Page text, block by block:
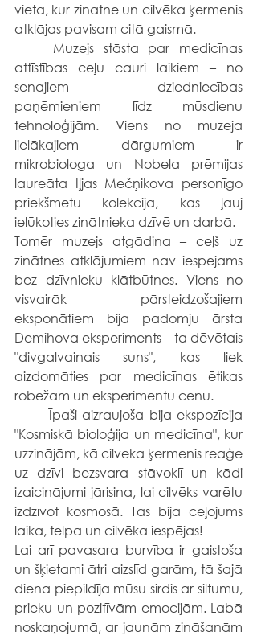
vieta, kur zinātne un cilvēka ķermenis
atklājas pavisam citā gaismā.
attīstības ceļu cauri laikiem – no
senajiem dziedniecības
paņēmieniem līdz mūsdienu
tehnoloģijām. Viens no muzeja
lielākajiem dārgumiem ir
mikrobiologa un Nobela prēmijas
laureāta Iļjas Mečņikova personīgo
priekšmetu kolekcija, kas ļauj
ielūkoties zinātnieka dzīvē un darbā.
Tomēr muzejs atgādina – ceļš uz
zinātnes atklājumiem nav iespējams
bez dzīvnieku klātbūtnes. Viens no
visvairāk pārsteidzošajiem
eksponātiem bija padomju ārsta
Demihova eksperiments – tā dēvētais
"divgalvainais suns", kas liek
aizdomāties par medicīnas ētikas
robežām un eksperimentu cenu.
	Īpaši aizraujoša bija ekspozīcija
"Kosmiskā bioloģija un medicīna", kur
uzzinājām, kā cilvēka ķermenis reaģē
uz dzīvi bezsvara stāvoklī un kādi
izaicinājumi jārisina, lai cilvēks varētu
izdzīvot kosmosā. Tas bija ceļojums
laikā, telpā un cilvēka iespējās!
Lai arī pavasara burvība ir gaistoša
un šķietami ātri aizslīd garām, tā šajā
dienā piepildīja mūsu sirdis ar siltumu,
prieku un pozitīvām emocijām. Labā
noskaņojumā, ar jaunām zināšanām